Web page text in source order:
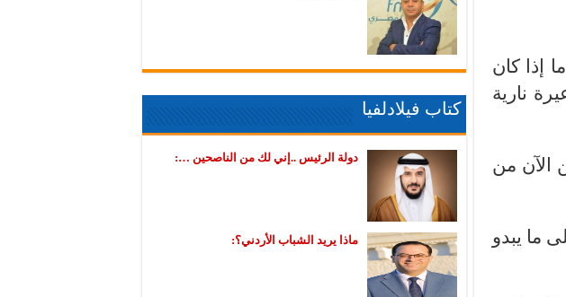
إذا كان
نارية
الآن من
ما يبدو
كتاب فيلادلفيا
دولة الرئيس ..إني لك من الناصحين …:
ماذا يريد الشباب الأردني؟: